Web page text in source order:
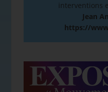
interventions
Jean
https://